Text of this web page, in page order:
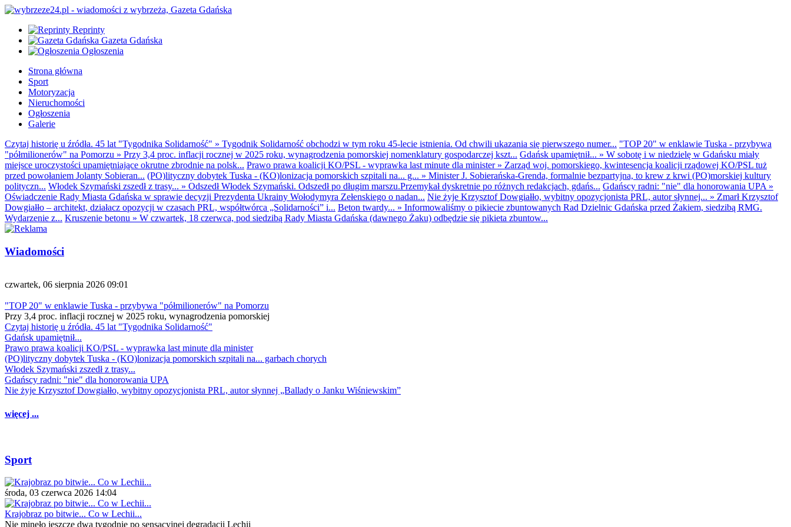
Reprinty
Gazeta Gdańska
Ogłoszenia
Strona główna
Sport
Motoryzacja
Nieruchomości
Ogłoszenia
Galerie
Czytaj historię u źródła. 45 lat "Tygodnika Solidarność" » Tygodnik Solidarność obchodzi w tym roku 45-lecie istnienia. Od chwili ukazania się pierwszego numer... "TOP 20" w enklawie Tuska - przybywa
"półmilionerów" na Pomorzu » Przy 3,4 proc. inflacji rocznej w 2025 roku, wynagrodzenia pomorskiej nomenklatury gospodarczej kszt... Gdańsk upamiętnił... » W sobotę i w niedzielę w Gdańsku miały
miejsce uroczystości upamiętniające okrutne zbrodnie na polsk... Prawo prawa koalicji KO/PSL - wyprawka last minute dla minister» Zarząd woj. pomorskiego, kwintesencja koalicji rządowej KO/PSL tuż
przed powołaniem Jolanty Sobieran... (PO)lityczny dobytek Tuska - (KO)lonizacja pomorskich szpitali na... g... » Minister J. Sobierańska-Grenda, formalnie bezpartyjna, to krew z krwi (PO)morskiej kultury
polityczn... Włodek Szymański zszedł z trasy... » Odszedł Włodek Szymański. Odszedł po długim marszu.Przemykał dyskretnie po różnych redakcjach, gdańs... Gdańscy radni: "nie" dla honorowania UPA »
Oświadczenie Rady Miasta Gdańska w sprawie decyzji Prezydenta Ukrainy Wołodymyra Zełenskiego o nadan... Nie żyje Krzysztof Dowgiałło, wybitny opozycjonista PRL, autor słynnej... » Zmarł Krzysztof
Dowgiałło – architekt, działacz opozycji w czasach PRL, współtwórca „Solidarności” i... Beton twardy... » Informowaliśmy o pikiecie zbuntowanych Rad Dzielnic Gdańska przed Żakiem, siedzibą RMG.
Wydarzenie z... Kruszenie betonu » W czwartek, 18 czerwca, pod siedzibą Rady Miasta Gdańska (dawnego Żaku) odbędzie się pikieta zbuntow...
Wiadomości
czwartek, 06 sierpnia 2026 09:01
"TOP 20" w enklawie Tuska - przybywa "półmilionerów" na Pomorzu
Przy 3,4 proc. inflacji rocznej w 2025 roku, wynagrodzenia pomorskiej
Czytaj historię u źródła. 45 lat "Tygodnika Solidarność"
Gdańsk upamiętnił...
Prawo prawa koalicji KO/PSL - wyprawka last minute dla minister
(PO)lityczny dobytek Tuska - (KO)lonizacja pomorskich szpitali na... garbach chorych
Włodek Szymański zszedł z trasy...
Gdańscy radni: "nie" dla honorowania UPA
Nie żyje Krzysztof Dowgiałło, wybitny opozycjonista PRL, autor słynnej „Ballady o Janku Wiśniewskim”
więcej ...
Sport
środa, 03 czerwca 2026 14:04
Krajobraz po bitwie... Co w Lechii...
Nie minęło jeszcze dwa tygodnie po sensacyjnej degradacji Lechii